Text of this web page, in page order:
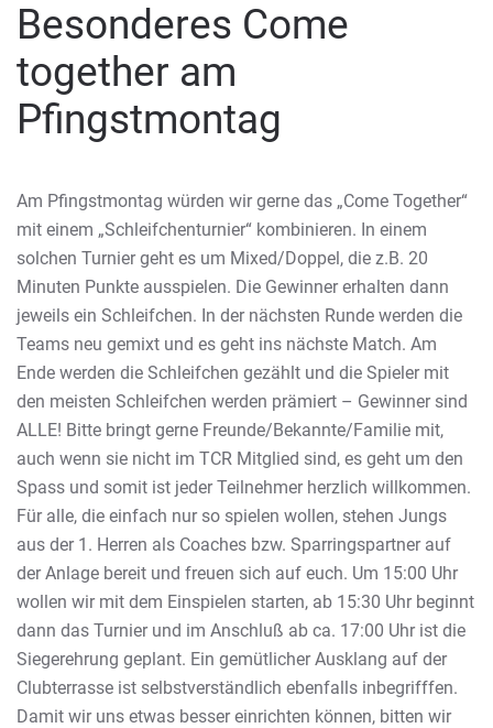
Besonderes Come
together am
Pfingstmontag
Am Pfingstmontag würden wir gerne das „Come Together“
mit einem „Schleifchenturnier“ kombinieren. In einem
solchen Turnier geht es um Mixed/Doppel, die z.B. 20
Minuten Punkte ausspielen. Die Gewinner erhalten dann
jeweils ein Schleifchen. In der nächsten Runde werden die
Teams neu gemixt und es geht ins nächste Match. Am
Ende werden die Schleifchen gezählt und die Spieler mit
den meisten Schleifchen werden prämiert – Gewinner sind
ALLE! Bitte bringt gerne Freunde/Bekannte/Familie mit,
auch wenn sie nicht im TCR Mitglied sind, es geht um den
Spass und somit ist jeder Teilnehmer herzlich willkommen.
Für alle, die einfach nur so spielen wollen, stehen Jungs
aus der 1. Herren als Coaches bzw. Sparringspartner auf
der Anlage bereit und freuen sich auf euch. Um 15:00 Uhr
wollen wir mit dem Einspielen starten, ab 15:30 Uhr beginnt
dann das Turnier und im Anschluß ab ca. 17:00 Uhr ist die
Siegerehrung geplant. Ein gemütlicher Ausklang auf der
Clubterrasse ist selbstverständlich ebenfalls inbegrifffen.
Damit wir uns etwas besser einrichten können, bitten wir